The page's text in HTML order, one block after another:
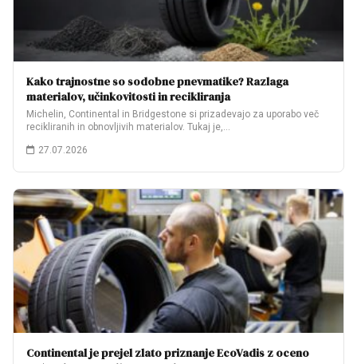
Kako trajnostne so sodobne pnevmatike? Razlaga
materialov, učinkovitosti in recikliranja
Michelin, Continental in Bridgestone si prizadevajo za uporabo več
recikliranih in obnovljivih materialov. Tukaj je,…
27.07.2026
Continental je prejel zlato priznanje EcoVadis z oceno